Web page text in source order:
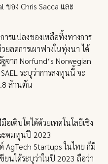
ของ Chris Sacca และ
รแปลงของเหลือทิ้งทางการ
ลดการเผาฟางในทุ่งนา ได้
าก Norfund‘s Norwegian
ระบุว่าการลงทุนนี้ จะ
ล้านตัน
เติบโตได้ด้วยเทคโนโลยีเชิง
ะดมทุนปี 2023
AgTech Startups ในไทย ก็มี
ยนได้ระบุว่าในปี 2023 ถือว่า